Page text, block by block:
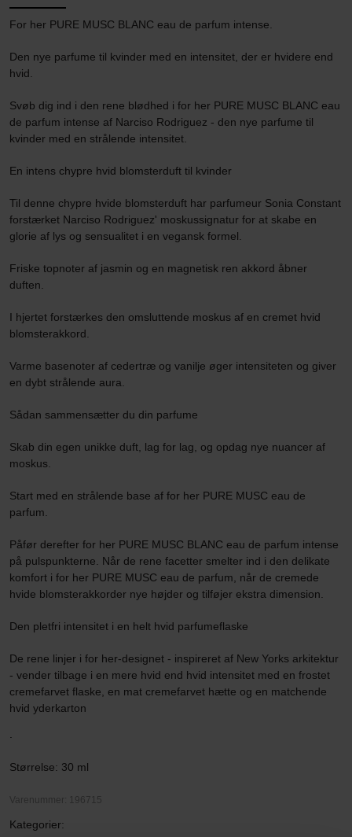
For her PURE MUSC BLANC eau de parfum intense.
Den nye parfume til kvinder med en intensitet, der er hvidere end
hvid.
Svøb dig ind i den rene blødhed i for her PURE MUSC BLANC eau
de parfum intense af Narciso Rodriguez - den nye parfume til
kvinder med en strålende intensitet.
En intens chypre hvid blomsterduft til kvinder
Til denne chypre hvide blomsterduft har parfumeur Sonia Constant
forstærket Narciso Rodriguez' moskussignatur for at skabe en
glorie af lys og sensualitet i en vegansk formel.
Friske topnoter af jasmin og en magnetisk ren akkord åbner
duften.
I hjertet forstærkes den omsluttende moskus af en cremet hvid
blomsterakkord.
Varme basenoter af cedertræ og vanilje øger intensiteten og giver
en dybt strålende aura.
Sådan sammensætter du din parfume
Skab din egen unikke duft, lag for lag, og opdag nye nuancer af
moskus.
Start med en strålende base af for her PURE MUSC eau de
parfum.
Påfør derefter for her PURE MUSC BLANC eau de parfum intense
på pulspunkterne. Når de rene facetter smelter ind i den delikate
komfort i for her PURE MUSC eau de parfum, når de cremede
hvide blomsterakkorder nye højder og tilføjer ekstra dimension.
Den pletfri intensitet i en helt hvid parfumeflaske
De rene linjer i for her-designet - inspireret af New Yorks arkitektur
- vender tilbage i en mere hvid end hvid intensitet med en frostet
cremefarvet flaske, en mat cremefarvet hætte og en matchende
hvid yderkarton
Størrelse: 30 ml
Varenummer: 196715
Kategorier: